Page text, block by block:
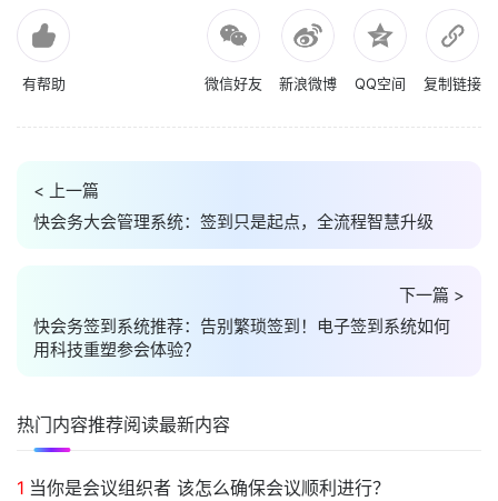
有帮助 微信好友 新浪微博 QQ空间 复制链接
< 上一篇
快会务大会管理系统：签到只是起点，全流程智慧升级
下一篇 >
快会务签到系统推荐：告别繁琐签到！电子签到系统如何
用科技重塑参会体验？
热门内容推荐阅读最新内容
1 当你是会议组织者 该怎么确保会议顺利进行？